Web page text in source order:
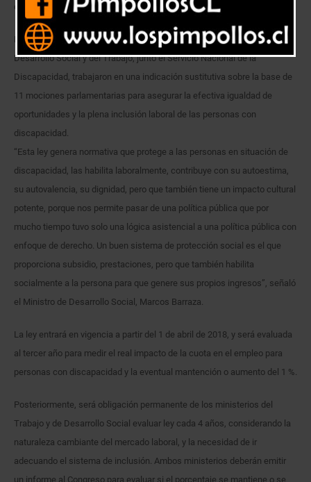
de sus puestos de trabajo para personas en situación de discapacidad.
En la creación de la Ley de Inclusión Laboral los ministerios de
Desarrollo Social y del Trabajo, junto el Servicio Nacional de la
Discapacidad, trabajaron en una indicación sustitutiva sobre la base de
11 mociones parlamentarias para asegurar la efectiva igualdad de
oportunidades y la plena inclusión laboral de las personas con
discapacidad.
“Esta ley genera normativa que protege a las personas en situación de
discapacidad, las habilita laboralmente, contribuye con su autoestima,
su autovalencia, su dignidad, pero que también tiene un impacto cultural
potente, porque nos permite pasar de una política pública que por
mucho tiempo tuvo solo una lógica asistencial a una política pública con
enfoque de derecho. Un buen sistema de protección social es el que
proporciona subsidio, prestaciones, pero que también habilita
socialmente a la persona para que genere sus propios ingresos”, señaló
el Ministro de Desarrollo Social, Marcos Barraza.
La ley entrará en vigencia a partir del 1 de abril de 2018, y será evaluada
al tercer año para medir el real impacto de la cuota en el empleo para
personas con discapacidad y la eventual mantención o aumento del 1 %.
Posteriormente, será obligación permanente de los ministerios del
Trabajo y de Desarrollo Social evaluar ley cada 4 años, considerando la
naturaleza cambiante del mercado laboral, y la necesidad de ir
adecuando el sistema de inclusión. Ambos ministerios deberán emitir
un informe al Congreso para evaluar si el porcentaje se mantiene o se